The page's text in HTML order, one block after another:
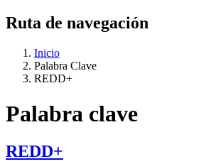
Ruta de navegación
Inicio
Palabra Clave
REDD+
Palabra clave
REDD+